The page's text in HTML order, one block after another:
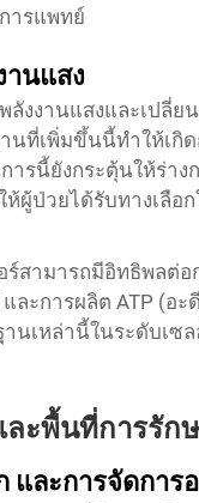
ารแพทย์
นแสง
ลังงานแสงและเปลี่
นที่เพิ่มขึ้นนี้ทำให้เ
รนี้ยังกระตุ้นให้ร่าง
ผู้ป่วยได้รับทางเลือ
สามารถมีอิทธิพลต่
ละการผลิต ATP (อ
นเหล่านี้ในระดับเซ
ะพื้นที่การรัก
และการจัดการ